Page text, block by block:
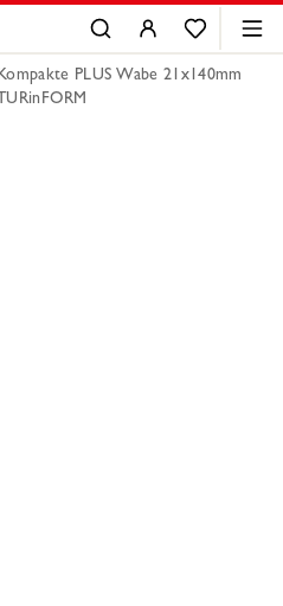
PLUS Wabe 21x140mm